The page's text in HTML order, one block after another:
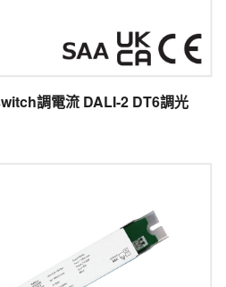
調電流 DALI-2 DT6調光